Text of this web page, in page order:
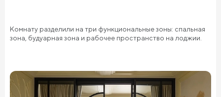
Комнату разделили на три функциональные зоны: спальная
зона, будуарная зона и рабочее пространство на лоджии.